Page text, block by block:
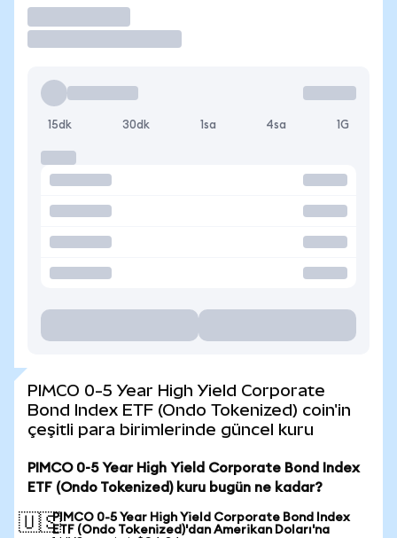
15dk 30dk 1sa 4sa 1G
PIMCO 0-5 Year High Yield Corporate
Bond Index ETF (Ondo Tokenized) coin'in
çeşitli para birimlerinde güncel kuru
PIMCO 0-5 Year High Yield Corporate Bond Index
ETF (Ondo Tokenized) kuru bugün ne kadar?
🇺🇸PIMCO 0-5 Year High Yield Corporate Bond Index
ETF (Ondo Tokenized)'dan Amerikan Doları'na